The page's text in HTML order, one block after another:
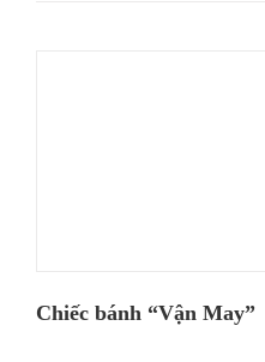
Chiếc bánh “Vận May”